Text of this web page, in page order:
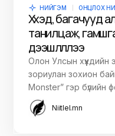
НИЙГЭМ ОНЦЛОХ
Хүүхэд, багачууд
танилцаж,
дээшлүүллээ
Олон Улсын
зориулан зохион
Monster” гэр бүлийн
Niitlel.mn